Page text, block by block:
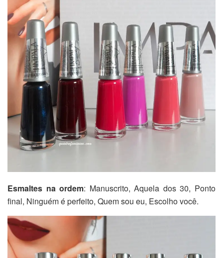
Esmaltes na ordem: Manuscrito, Aquela dos 30, Ponto
final, Ninguém é perfeito, Quem sou eu, Escolho você.